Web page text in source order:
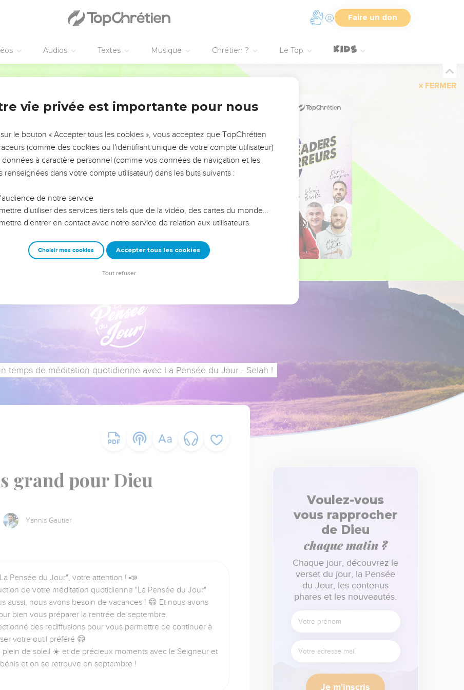
Faire un don
Audios Textes Musique Chrétien ? Le Top
FERMER
DE L’ANNÉE !
LES VOTRES ?
leur impact, leur foi ou leur vision. Mais on voit
qu'ils ont traversés, alors même que ce sont
et responsables reviennent sur les erreurs
avec plus de sagesse afin que leurs erreurs
ministère, une équipe, un groupe ou une famille,
temps de méditation quotidienne avec La Pensée du Jour - Selah !
grand pour Dieu
Yannis Gautier
Pensée du Jour", votre attention ! 📣
de votre méditation quotidienne "La Pensée du Jour"
aussi, nous avons besoin de vacances ! 😄 Et nous avons
bien vous préparer la rentrée de septembre.
des rediffusions pour vous permettre de continuer à
votre outil préféré 😄
de soleil ☀️ et de précieux moments avec le Seigneur et
et on se retrouve en septembre !
Voulez-vous
vous rapprocher
de Dieu
chaque matin ?
Chaque jour, découvrez le
verset du jour, la Pensée
du Jour, les contenus
phares et les nouveautés.
Je m'inscris
vie privée est importante pour nous
le bouton « Accepter tous les cookies », vous acceptez que TopChrétien
(comme des cookies ou l'identifiant unique de votre compte utilisateur)
données à caractère personnel (comme vos données de navigation et les
renseignées dans votre compte utilisateur) dans les buts suivants :
de notre service
d'utiliser des services tiers tels que de la vidéo, des cartes du monde…
d'entrer en contact avec notre service de relation aux utilisateurs.
Choisir mes cookies Accepter tous les cookies
Tout refuser